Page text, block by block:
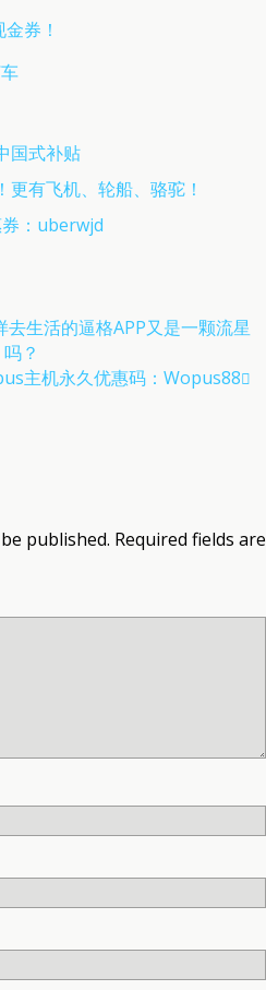
券！
国式补贴
有飞机、轮船、骆驼！
券：uberwjd
去生活的逼格APP又是一颗流星
吗？
主机永久优惠码：wopus88
published. Required fields are